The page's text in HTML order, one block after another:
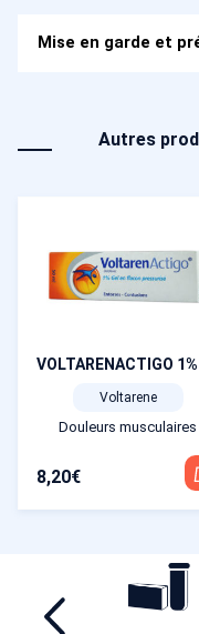
Mise en garde et
Autres
Voltarene
Douleurs musculaires
8,20€